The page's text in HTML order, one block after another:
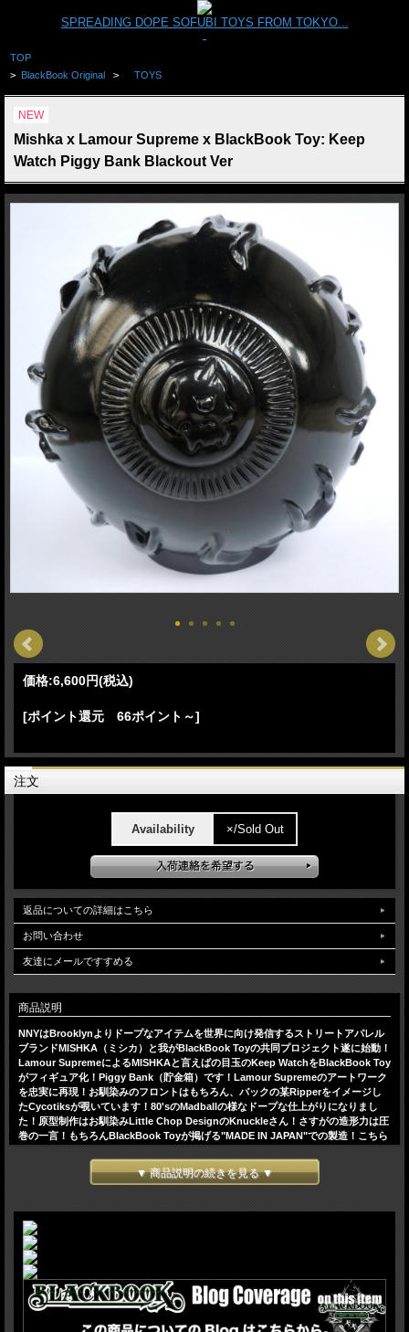
SPREADING DOPE SOFUBI TOYS FROM TOKYO...
TOP
> BlackBook Original > TOYS
NEW
Mishka x Lamour Supreme x BlackBook Toy: Keep
Watch Piggy Bank Blackout Ver
価格:6,600円(税込)
[ポイント還元 66ポイント～]
注文
Availability ×/Sold Out
返品についての詳細はこちら
お問い合わせ
友達にメールですすめる
商品説明
NNYはBrooklynよりドープなアイテムを世界に向け発信するストリートアパレル
ブランドMISHKA（ミシカ）と我がBlackBook Toyの共同プロジェクト遂に始動！
Lamour SupremeによるMISHKAと言えばの目玉のKeep WatchをBlackBook Toy
がフィギュア化！Piggy Bank（貯金箱）です！Lamour Supremeのアートワーク
を忠実に再現！お馴染みのフロントはもちろん、バックの某Ripperをイメージし
たCycotiksが覗いています！80'sのMadballの様なドープな仕上がりになりまし
た！原型制作はお馴染みLittle Chop DesignのKnuckleさん！さすがの造形力は圧
巻の一言！もちろんBlackBook Toyが掲げる"MADE IN JAPAN"での製造！こちら
にて限定販売されるテストショットです。日本の皆様にはNYCC終了後極少量販売
▼ 商品説明の続きを見る ▼